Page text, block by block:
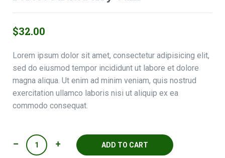
$32.00
Lorem ipsum dolor sit amet, consectetur adipisicing elit,
sed do eiusmod tempor incididunt ut labore et dolore
magna aliqua. Ut enim ad minim veniam, quis nostrud
exercitation ullamco laboris nisi ut aliquip ex ea
commodo consequat.
Forest
Strawberry
ADD TO CART